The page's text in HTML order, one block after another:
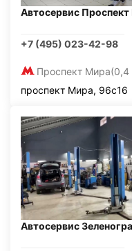
Автосервис
+7 (495) 023-42-98
Проспект Мира(0,4
проспект Мира, 96с16
Автосервис